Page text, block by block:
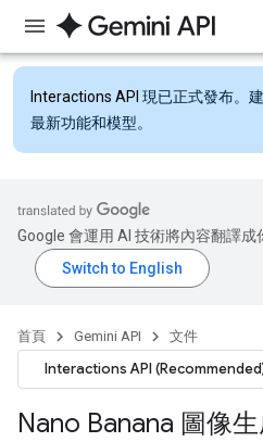
Interactions API 現已正式發布。
最新功能和模型。
Google 會運用 AI 技術將內容翻譯成
首頁 Gemini API 文件
Interactions API
Nano Banana 圖像